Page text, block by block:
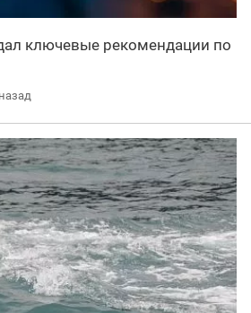
ключевые рекомендации по